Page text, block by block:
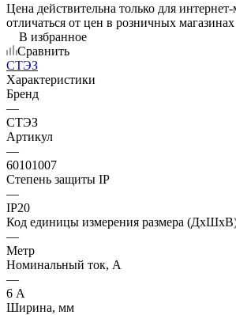
Цена действительна только для
отличаться от цен в розничных магазинах
В избранное
Сравнить
СТЭЗ
Характеристики
Бренд
—
СТЭЗ
Артикул
—
60101007
Степень защиты IP
—
IP20
Код единицы измерения размера
—
Метр
Номинальный ток, А
—
6 А
Ширина, мм